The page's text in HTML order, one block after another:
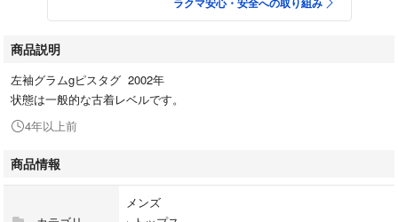
商品説明
左袖グラムgピスタグ 2002年
状態は一般的な古着レベルです。
4年以上前
商品情報
メンズ